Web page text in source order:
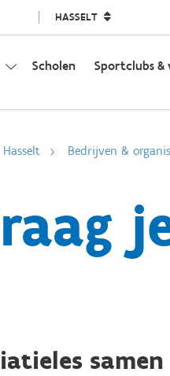
HASSELT
Scholen Sportclubs &
Hasselt Bedrijven &